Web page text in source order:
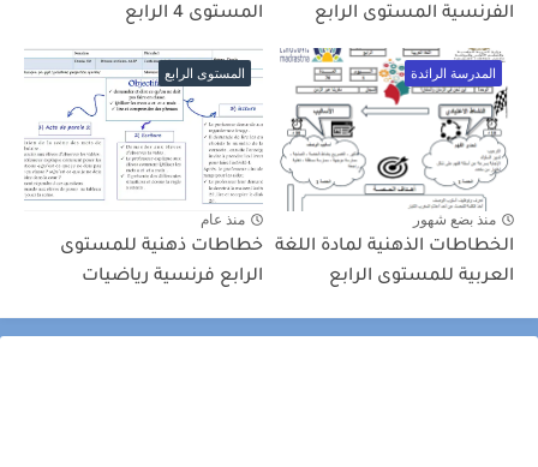
الفرنسية المستوى الرابع
المستوى 4 الرابع
المدرسة الرائدة
منذ بضع شهور
الخطاطات الذهنية لمادة اللغة
العربية للمستوى الرابع
المستوى الرابع
منذ عام
خطاطات ذهنية للمستوى
الرابع فرنسية رياضيات